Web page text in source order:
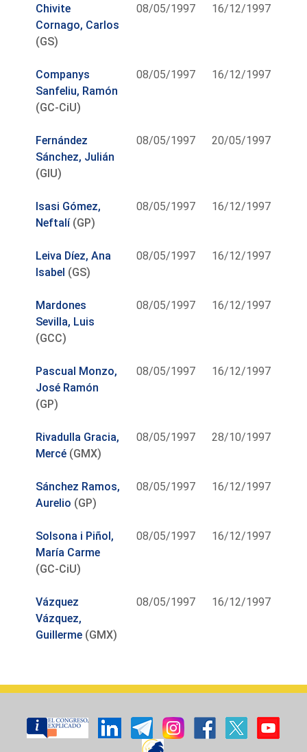
Chivite
Cornago, Carlos
(GS)
08/05/1997 16/12/1997
Companys
Sanfeliu, Ramón
(GC-CiU)
08/05/1997 16/12/1997
Fernández
Sánchez, Julián
(GIU)
08/05/1997 20/05/1997
Isasi Gómez,
Neftalí(GP)
08/05/1997 16/12/1997
Leiva Díez, Ana
Isabel (GS)
08/05/1997 16/12/1997
Mardones
Sevilla, Luis
(GCC)
08/05/1997 16/12/1997
Pascual Monzo,
José Ramón
(GP)
08/05/1997 16/12/1997
Rivadulla Gracia,
Mercé (GMX)
08/05/1997 28/10/1997
Sánchez Ramos,
Aurelio (GP)
08/05/1997 16/12/1997
Solsona i Piñol,
María Carme
(GC-CiU)
08/05/1997 16/12/1997
Vázquez
Vázquez,
Guillerme (GMX)
08/05/1997 16/12/1997